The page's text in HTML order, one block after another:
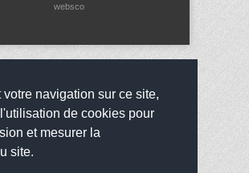
votre navigation sur ce site,
de cookies pour
et mesurer la
site.
websco